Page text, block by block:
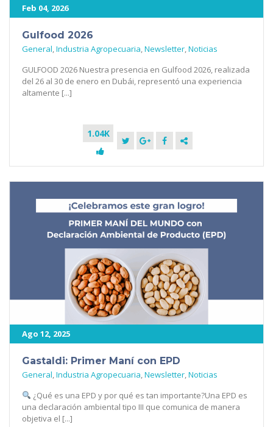
Feb 04, 2026
Gulfood 2026
General,Industria Agropecuaria,Newsletter,Noticias
GULFOOD 2026 Nuestra presencia en Gulfood 2026, realizada
del 26 al 30 de enero en Dubái, representó una experiencia
altamente [...]
1.04K
Ago 12, 2025
Gastaldi: Primer Maní con EPD
General,Industria Agropecuaria,Newsletter,Noticias
¿Qué es una EPD y por qué es tan importante?Una EPD es
una declaración ambiental tipo III que comunica de manera
objetiva el [...]